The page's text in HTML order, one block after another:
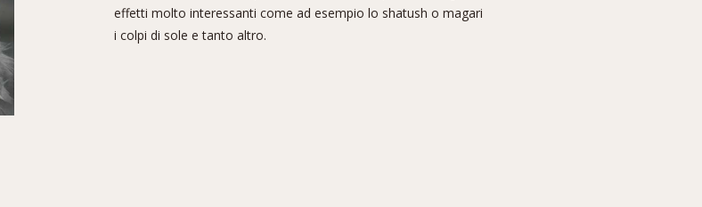
effetti molto interessanti come ad esempio lo shatush o magari
i colpi di sole e tanto altro.